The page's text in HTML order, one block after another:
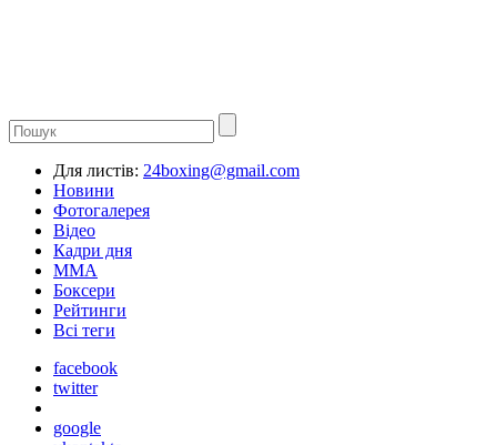
Для листів: 24boxing@gmail.com
Новини
Фотогалерея
Відео
Кадри дня
ММА
Боксери
Рейтинги
Всі теги
facebook
twitter
google